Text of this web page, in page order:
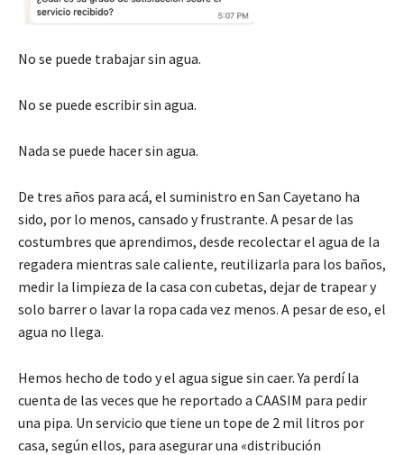
No se puede trabajar sin agua.
No se puede escribir sin agua.
Nada se puede hacer sin agua.
De tres años para acá, el suministro en San Cayetano ha
sido, por lo menos, cansado y frustrante. A pesar de las
costumbres que aprendimos, desde recolectar el agua de la
regadera mientras sale caliente, reutilizarla para los baños,
medir la limpieza de la casa con cubetas, dejar de trapear y
solo barrer o lavar la ropa cada vez menos. A pesar de eso, el
agua no llega.
Hemos hecho de todo y el agua sigue sin caer. Ya perdí la
cuenta de las veces que he reportado a CAASIM para pedir
una pipa. Un servicio que tiene un tope de 2 mil litros por
casa, según ellos, para asegurar una «distribución